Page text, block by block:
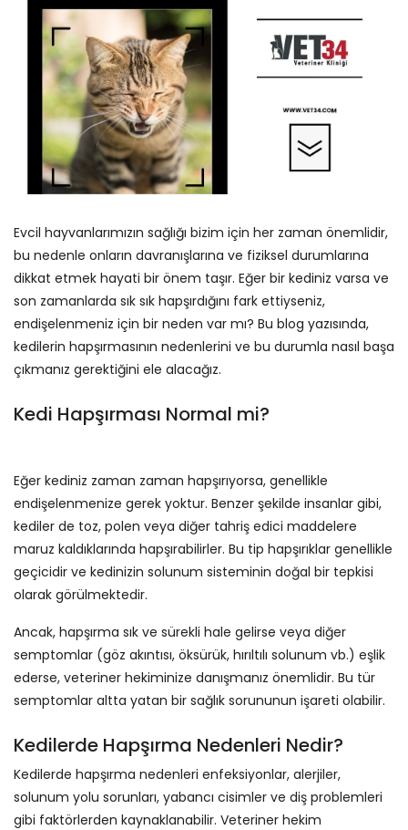
Evcil hayvanlarımızın sağlığı bizim için her zaman önemlidir,
bu nedenle onların davranışlarına ve fiziksel durumlarına
dikkat etmek hayati bir önem taşır. Eğer bir kediniz varsa ve
son zamanlarda sık sık hapşırdığını fark ettiyseniz,
endişelenmeniz için bir neden var mı? Bu blog yazısında,
kedilerin hapşırmasının nedenlerini ve bu durumla nasıl başa
çıkmanız gerektiğini ele alacağız.
Kedi Hapşırması Normal mi?
Eğer kediniz zaman zaman hapşırıyorsa, genellikle
endişelenmenize gerek yoktur. Benzer şekilde insanlar gibi,
kediler de toz, polen veya diğer tahriş edici maddelere
maruz kaldıklarında hapşırabilirler. Bu tip hapşırıklar genellikle
geçicidir ve kedinizin solunum sisteminin doğal bir tepkisi
olarak görülmektedir.
Ancak, hapşırma sık ve sürekli hale gelirse veya diğer
semptomlar (göz akıntısı, öksürük, hırıltılı solunum vb.) eşlik
ederse, veteriner hekiminize danışmanız önemlidir. Bu tür
semptomlar altta yatan bir sağlık sorununun işareti olabilir.
Kedilerde Hapşırma Nedenleri Nedir?
Kedilerde hapşırma nedenleri enfeksiyonlar, alerjiler,
solunum yolu sorunları, yabancı cisimler ve diş problemleri
gibi faktörlerden kaynaklanabilir. Veteriner hekim